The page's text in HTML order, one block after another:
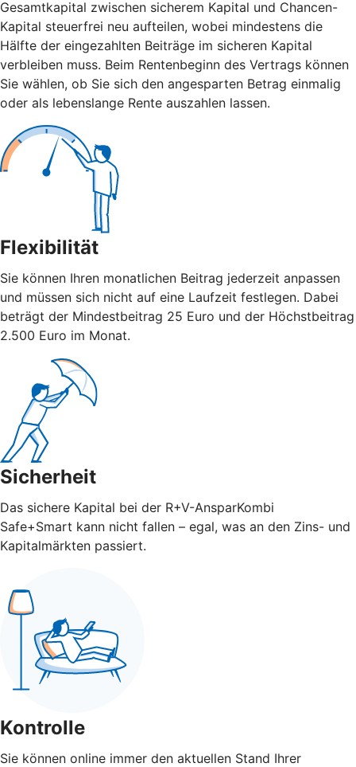
Gesamtkapital zwischen sicherem Kapital und Chancen-
Kapital steuerfrei neu aufteilen, wobei mindestens die
Hälfte der eingezahlten Beiträge im sicheren Kapital
verbleiben muss. Beim Rentenbeginn des Vertrags können
Sie wählen, ob Sie sich den angesparten Betrag einmalig
oder als lebenslange Rente auszahlen lassen.
Flexibilität
Sie können Ihren monatlichen Beitrag jederzeit anpassen
und müssen sich nicht auf eine Laufzeit festlegen. Dabei
beträgt der Mindestbeitrag 25 Euro und der Höchstbeitrag
2.500 Euro im Monat.
Sicherheit
Das sichere Kapital bei der R+V-AnsparKombi
Safe+Smart kann nicht fallen – egal, was an den Zins- und
Kapitalmärkten passiert.
Kontrolle
Sie können online immer den aktuellen Stand Ihrer